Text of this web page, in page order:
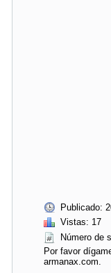
Publicado:
Vistas: 17
Número de
Por favor
armanax.com.